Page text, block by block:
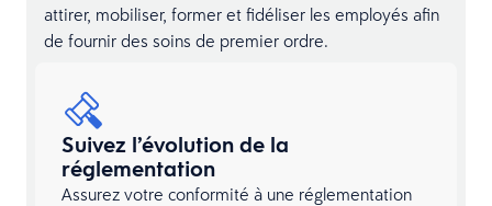
attirer, mobiliser, former et fidéliser les employés afin
de fournir des soins de premier ordre.
Suivez l’évolution de la
réglementation
Assurez votre conformité à une réglementation